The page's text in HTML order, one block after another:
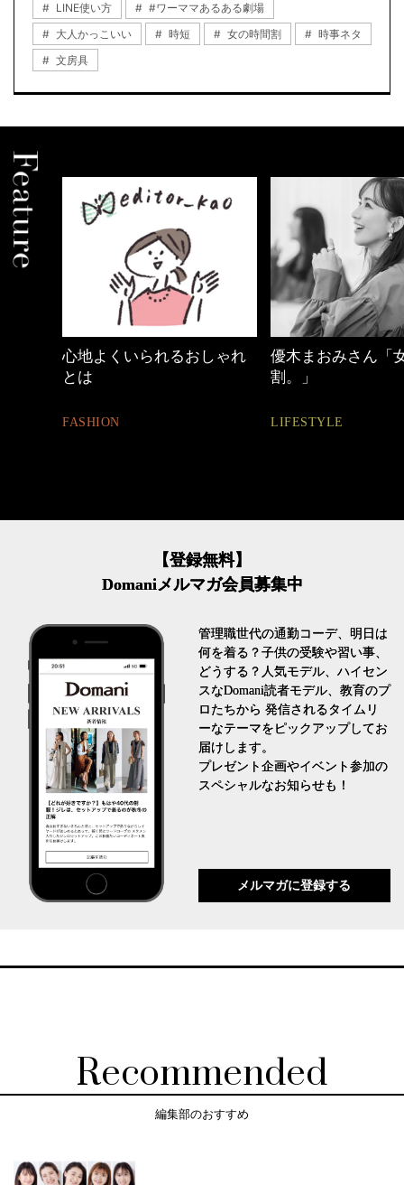
LINE使い方
#ワーママあるある劇場
大人かっこいい
時短 女の時間割
時事ネタ
文房具
心地よくいられるおしゃれ
とは
FASHION
優木まおみさん「
割。」
LIFESTYLE
【登録無料】
Domaniメルマガ会員募集中
管理職世代の通勤コーデ、明日は
何を着る？子供の受験や習い事、
どうする？人気モデル、ハイセン
スなDomani読者モデル、教育のプ
ロたちから 発信されるタイムリ
ーなテーマをピックアップしてお
届けします。
プレゼント企画やイベント参加の
スペシャルなお知らせも！
メルマガに登録する
Recommended
編集部のおすすめ